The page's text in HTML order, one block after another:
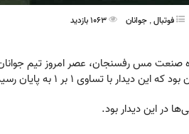
فوتبال,جوانان 1063 بازدید
صنعت مس رفسنجان، عصر امروز تیم
با تساوی ۱ بر ۱ به پایان رسید.
در این دیدار بود.